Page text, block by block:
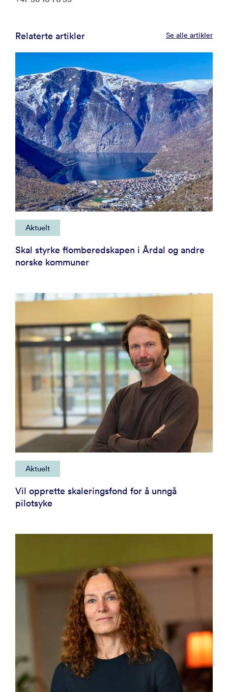
Relaterte artikler Se alle artikler
Aktuelt
Skal styrke flomberedskapen i Årdal og andre
norske kommuner
Aktuelt
Vil opprette skaleringsfond for å unngå
pilotsyke